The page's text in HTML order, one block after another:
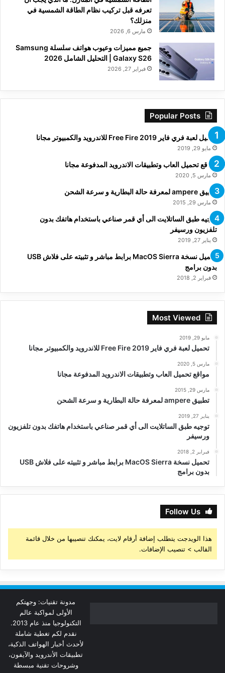
تعرفه قبل تركيب نظام الطاقة الشمسية في
منزلك؟
مارس 6, 2026
جميع مميزات وعيوب هواتف سلسلة Samsung
Galaxy S26 | التحليل الشامل 2026
فبراير 27, 2026
Popular Posts
تحميل لعبة فري فاير Free Fire 2019 للاندرويد والكمبيوتر مجانا
مايو 29, 2019
مواقع تحميل العاب وتطبيقات الاندرويد المدفوعة مجانا
مارس 5, 2020
تطبيق ampere لمعرفة حالة البطارية و سرعة الشحن
مارس 29, 2015
توجيه طبق الساتلايت الى أي قمر صناعي باستخدام هاتفك بدون
تلفزيون ورسيفر
يناير 27, 2019
تحميل نسخة MacOS Sierra برابط مباشر و تثبيته على فلاش USB
بدون برامج
فبراير 2, 2018
Most Viewed
مايو 29, 2019
تحميل لعبة فري فاير Free Fire 2019 للاندرويد والكمبيوتر مجانا
مارس 5, 2020
مواقع تحميل العاب وتطبيقات الاندرويد المدفوعة مجانا
مارس 29, 2015
تطبيق ampere لمعرفة حالة البطارية و سرعة الشحن
يناير 27, 2019
توجيه طبق الساتلايت الى أي قمر صناعي باستخدام هاتفك بدون تلفزيون
ورسيفر
فبراير 2, 2018
تحميل نسخة MacOS Sierra برابط مباشر و تثبيته على فلاش USB
بدون برامج
Follow Us
هذا الويدجت يتطلب إضافة أرقام لايت، يمكنك تنصيبها من خلال قائمة
القالب > تنصيب الإضافات.
مدونة تقنيات: وجهتكم
الأولى لمواكبة عالم
التكنولوجيا منذ عام 2013.
نقدم لكم تغطية شاملة
لأحدث أخبار الهواتف الذكية،
تطبيقات الأندرويد والآيفون،
وشروحات تقنية مبسطة